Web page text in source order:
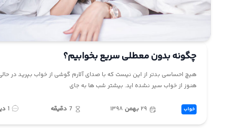
چگونه بدون معطلی سریع بخوابیم؟
هیچ احساسی بدتر از این نیست که با صدای آلارم گوشی از خواب بپرید در
هنوز از خواب سیر نشده اید. بیشتر شب ها به جای
خواب ۲۹ بهمن ۱۳۹۸ 7 دقیقه 1